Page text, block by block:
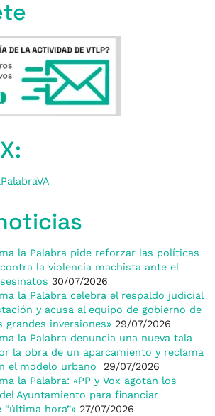
la Palabra pide reforzar las políticas
la violencia machista ante el
30/07/2026
la Palabra celebra el respaldo judicial
y acusa al equipo de gobierno de
grandes inversiones» 29/07/2026
la Palabra denuncia una nueva tala
la obra de un aparcamiento y reclama
el modelo urbano
29/07/2026
la Palabra: «PP y Vox agotan los
Ayuntamiento para financiar
hora”» 27/07/2026